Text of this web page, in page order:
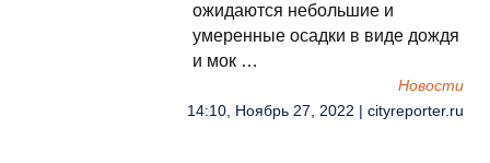
ожидаются небольшие и
умеренные осадки в виде дождя
и мок …
Новости
14:10, Ноябрь 27, 2022 | cityreporter.ru